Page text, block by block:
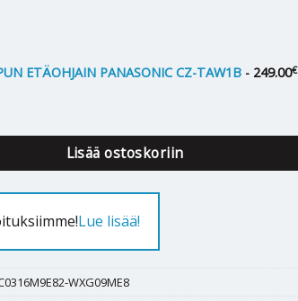
ETÄOHJAIN PANASONIC CZ-TAW1B - 249.00€
M-sarja Aquarea AIO T-CAP 9kW määrä
Lisää ostoskoriin
Lue lisää!
WXG09ME8